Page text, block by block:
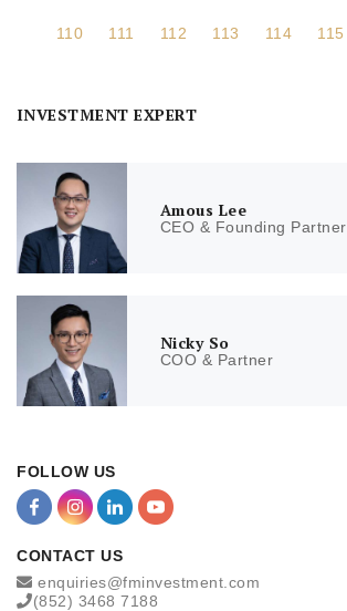
110 111 112 113 114 115
INVESTMENT EXPERT
Amous Lee
CEO & Founding Partner
Nicky So
COO & Partner
FOLLOW US
CONTACT US
enquiries@fminvestment.com
(852) 3468 7188